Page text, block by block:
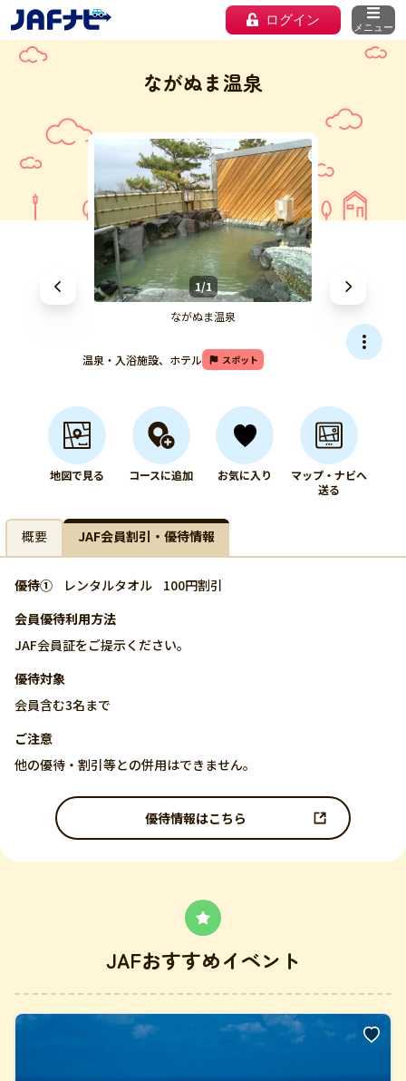
ログイン メニュー
ながぬま温泉
1/1
ながぬま温泉
温泉・入浴施設、ホテル スポット
地図で見る コースに追加 お気に入り
マップ・ナビへ
送る
概要 JAF会員割引・優待情報
優待① レンタルタオル
100円割引
会員優待利用方法
JAF会員証をご提示ください。
優待対象
会員含む3名まで
ご注意
他の優待・割引等との併用はできません。
優待情報はこちら
JAFおすすめイベント